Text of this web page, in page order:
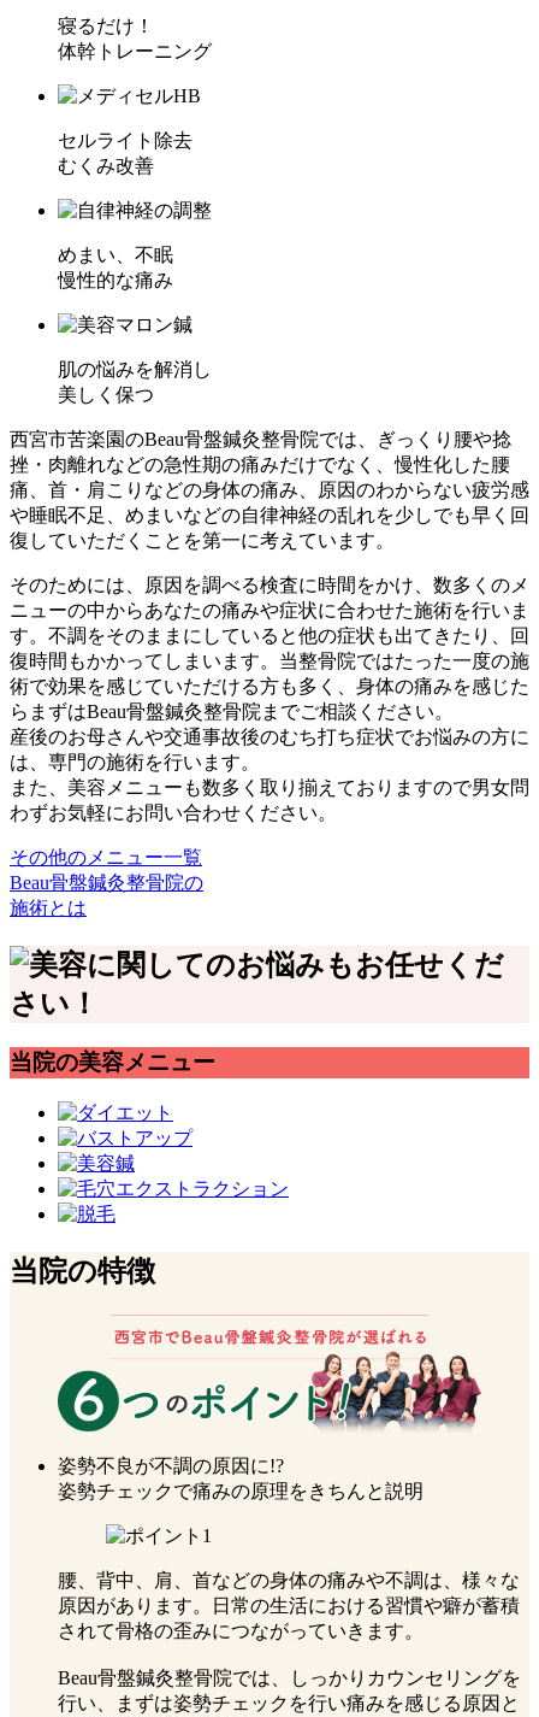
寝るだけ！
体幹トレーニング
セルライト除去
むくみ改善
めまい、不眠
慢性的な痛み
肌の悩みを解消し
美しく保つ
西宮市苦楽園のBeau骨盤鍼灸整骨院では、ぎっくり腰や捻
挫・肉離れなどの急性期の痛みだけでなく、慢性化した腰
痛、首・肩こりなどの身体の痛み、原因のわからない疲労感
や睡眠不足、めまいなどの自律神経の乱れを少しでも早く回
復していただくことを第一に考えています。
そのためには、原因を調べる検査に時間をかけ、数多くのメ
ニューの中からあなたの痛みや症状に合わせた施術を行いま
す。不調をそのままにしていると他の症状も出てきたり、回
復時間もかかってしまいます。当整骨院ではたった一度の施
術で効果を感じていただける方も多く、身体の痛みを感じた
らまずはBeau骨盤鍼灸整骨院までご相談ください。
産後のお母さんや交通事故後のむち打ち症状でお悩みの方に
は、専門の施術を行います。
また、美容メニューも数多く取り揃えておりますので男女問
わずお気軽にお問い合わせください。
その他のメニュー⼀覧
Beau⾻盤鍼灸整⾻院の
施術とは
当院の美容メニュー
当院の特徴
姿勢不良が不調の原因に!?
姿勢チェックで痛みの原理をきちんと説明
腰、背中、肩、首などの身体の痛みや不調は、様々な
原因があります。日常の生活における習慣や癖が蓄積
されて骨格の歪みにつながっていきます。
Beau骨盤鍼灸整骨院では、しっかりカウンセリングを
行い、まずは姿勢チェックを行い痛みを感じる原因と